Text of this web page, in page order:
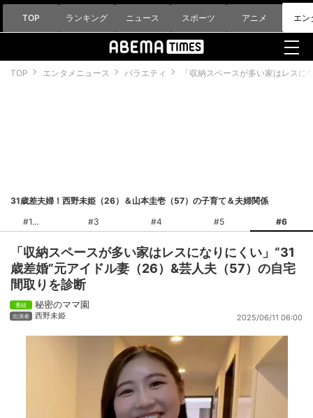
TOP ランキング ニュース スポーツ アニメ エン
TOP エンタメニュース バラエティ 「収納スペースが多い家はレス
31歳差夫婦！西野未姫（26）＆山本圭壱（57）の子育て＆夫婦関係
#1
#3 #4 #5 #6
「収納スペースが多い家はレスになりにくい」“31
歳差婚”元アイドル妻（26）&芸人夫（57）の自宅
間取りを診断
秘密のママ園
西野未姫 2025/06/11 06:00